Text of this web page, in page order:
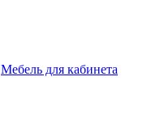
Мебель для кабинета